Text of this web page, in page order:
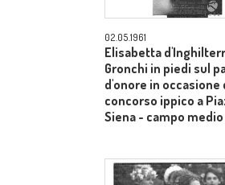
02.05.1961
Elisabetta
Gronchi in piedi sul
d'onore in occasione
concorso ippico a
Siena - campo